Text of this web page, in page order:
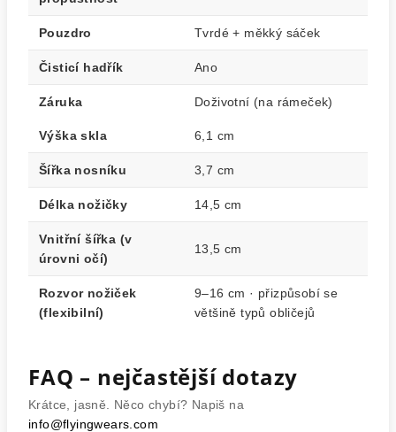
Pouzdro Tvrdé + měkký sáček
Čisticí hadřík Ano
Záruka Doživotní (na rámeček)
Výška skla 6,1 cm
Šířka nosníku 3,7 cm
Délka nožičky 14,5 cm
Vnitřní šířka (v
úrovni očí)
13,5 cm
Rozvor nožiček
(flexibilní)
9–16 cm · přizpůsobí se
většině typů obličejů
FAQ – nejčastější dotazy
Krátce, jasně. Něco chybí? Napiš na
info@flyingwears.com